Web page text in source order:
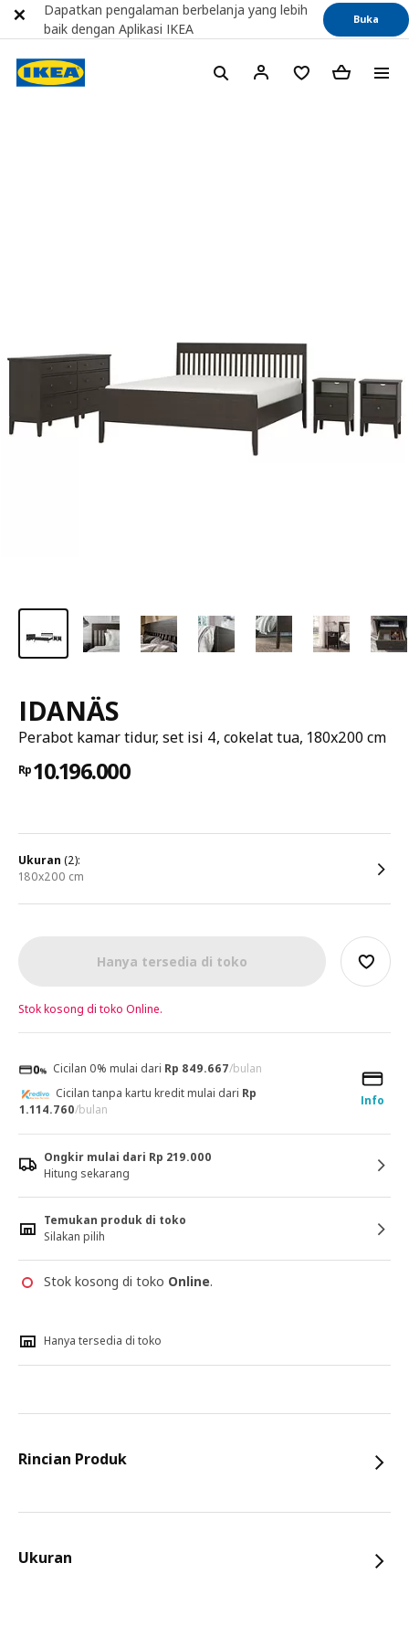
IDANÄS
Perabot kamar tidur, set isi 4, cokelat tua, 180x200 cm
Rp 10.196.000
ukuran (2):
180x200 cm
Hanya tersedia di toko
Stok kosong di toko Online.
Cicilan 0% mulai dari Rp 849.667/bulan
Info
Cicilan tanpa kartu kredit mulai dari Rp
1.114.760/bulan
Ongkir mulai dari Rp 219.000
Hitung sekarang
Temukan produk di toko
Silakan pilih
Stok kosong di toko Online.
Hanya tersedia di toko
Rincian Produk
Ukuran
Dapatkan pengalaman berbelanja yang lebih
baik dengan Aplikasi IKEA
Buka